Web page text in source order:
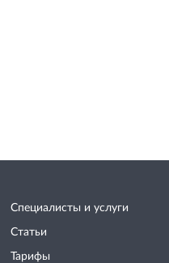
Специалисты и услуги
Статьи
Тарифы